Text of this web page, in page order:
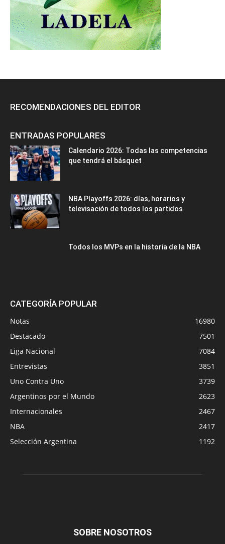
RECOMENDACIONES DEL EDITOR
ENTRADAS POPULARES
Calendario 2026: Todas las competencias
que tendrá el básquet
NBA Playoffs 2026: días, horarios y
televisación de todos los partidos
Todos los MVPs en la historia de la NBA
CATEGORÍA POPULAR
Notas
16980
Destacado
7501
Liga Nacional
7084
Entrevistas
3851
Uno Contra Uno
3739
Argentinos por el Mundo
2623
Internacionales
2467
NBA
2417
Selección Argentina
1192
SOBRE NOSOTROS